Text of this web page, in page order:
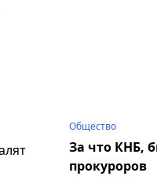
Общество
За что КНБ,
прокуроров